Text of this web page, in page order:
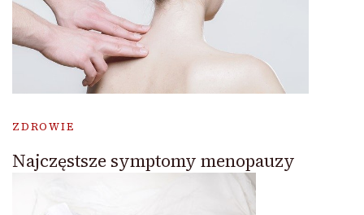
ZDROWIE
Najczęstsze symptomy menopauzy